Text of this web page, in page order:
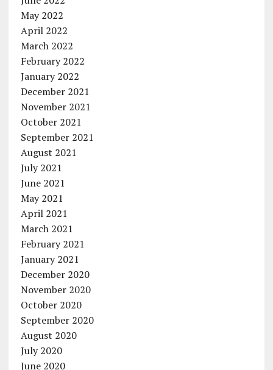
May 2022
April 2022
March 2022
February 2022
January 2022
December 2021
November 2021
October 2021
September 2021
August 2021
July 2021
June 2021
May 2021
April 2021
March 2021
February 2021
January 2021
December 2020
November 2020
October 2020
September 2020
August 2020
July 2020
June 2020